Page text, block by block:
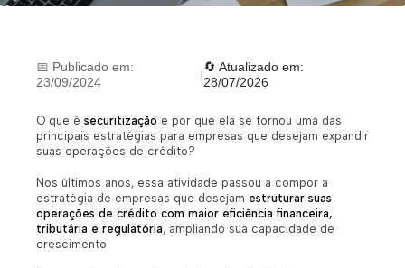
📅 Publicado em:
23/09/2024
|
🔄 Atualizado em:
28/07/2026
O que é securitização e por que ela se tornou uma das
principais estratégias para empresas que desejam expandir
suas operações de crédito?
Nos últimos anos, essa atividade passou a compor a
estratégia de empresas que desejam estruturar suas
operações de crédito com maior eficiência financeira,
tributária e regulatória, ampliando sua capacidade de
crescimento.